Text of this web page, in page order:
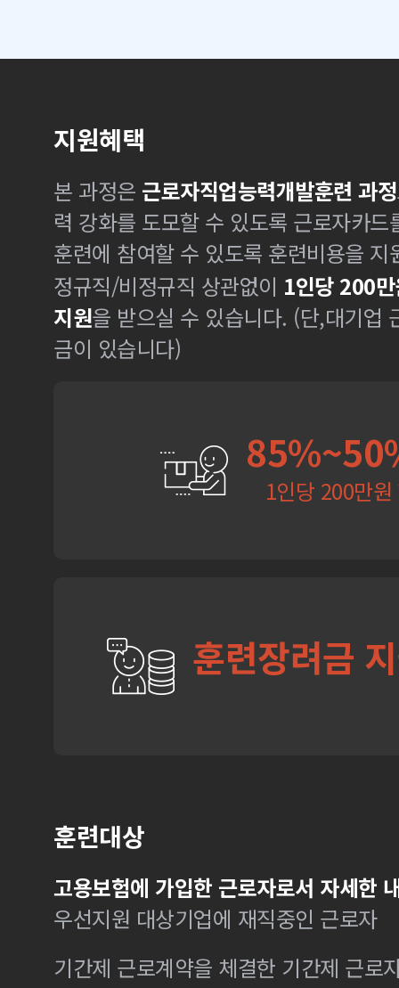
지원혜택
본 과정은 근로자직업능력개발훈련 과정
력 강화를 도모할 수 있도록 근로자카
훈련에 참여할 수 있도록 훈련비용을 지
정규직/비정규직 상관없이 1인당 200
지원을 받으실 수 있습니다. (단,대기업
금이 있습니다)
1인당 200만원
훈련장려금
훈련대상
고용보험에 가입한 근로자로서 자세한
우선지원 대상기업에 재직중인 근로자
기간제 근로계약을 체결한 기간제 근로